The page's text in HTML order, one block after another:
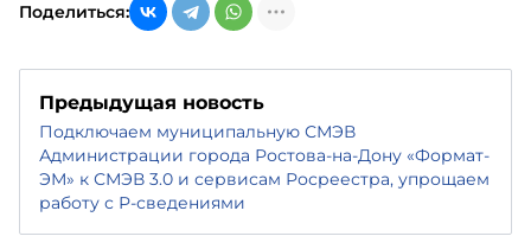
Поделиться:
Предыдущая новость
Подключаем муниципальную СМЭВ
Администрации города Ростова-на-Дону «Формат-
ЭМ» к СМЭВ 3.0 и сервисам Росреестра, упрощаем
работу с Р-сведениями